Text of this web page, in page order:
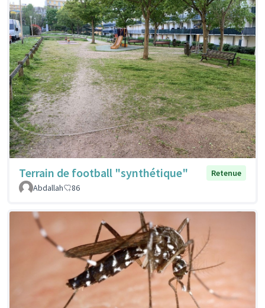
Terrain de football "synthétique"
Retenue
Abdallah
86